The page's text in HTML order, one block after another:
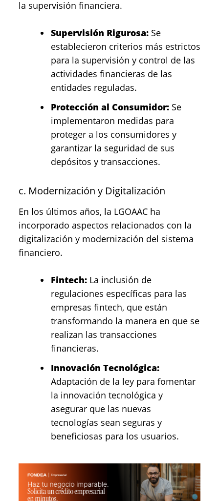
la supervisión financiera.
Supervisión Rigurosa: Se
establecieron criterios más estrictos
para la supervisión y control de las
actividades financieras de las
entidades reguladas.
Protección al Consumidor: Se
implementaron medidas para
proteger a los consumidores y
garantizar la seguridad de sus
depósitos y transacciones.
c. Modernización y Digitalización
En los últimos años, la LGOAAC ha
incorporado aspectos relacionados con la
digitalización y modernización del sistema
financiero.
Fintech: La inclusión de
regulaciones específicas para las
empresas fintech, que están
transformando la manera en que se
realizan las transacciones
financieras.
Innovación Tecnológica:
Adaptación de la ley para fomentar
la innovación tecnológica y
asegurar que las nuevas
tecnologías sean seguras y
beneficiosas para los usuarios.